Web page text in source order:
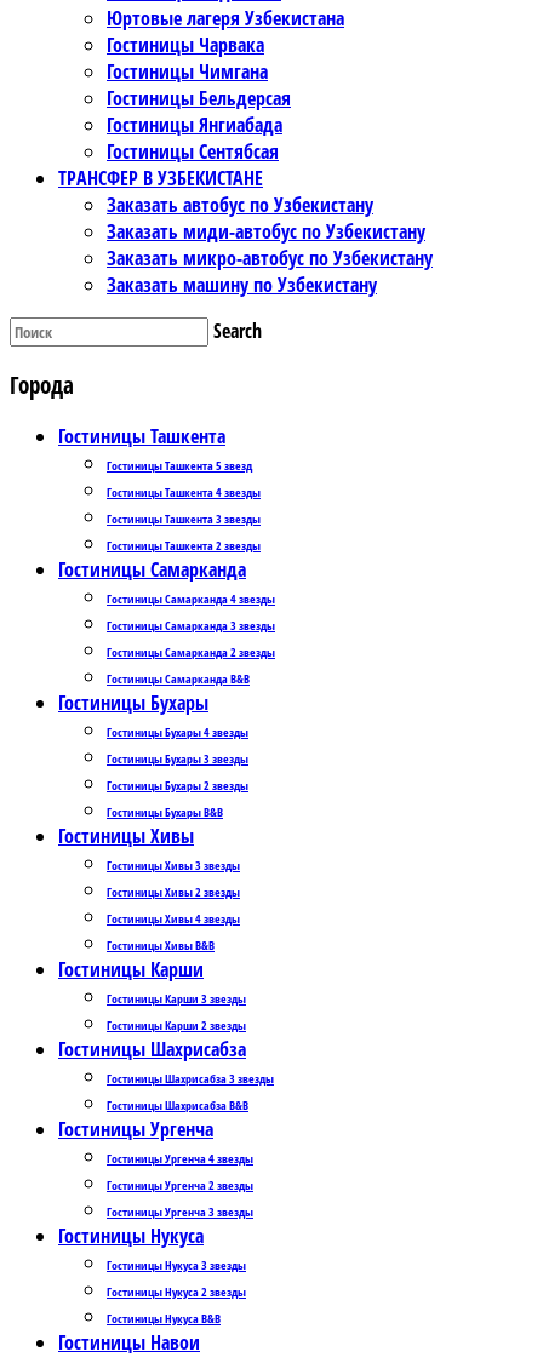
Юртовые лагеря Узбекистана
Гостиницы Чарвака
Гостиницы Чимгана
Гостиницы Бельдерсая
Гостиницы Янгиабада
Гостиницы Сентябсая
ТРАНСФЕР В УЗБЕКИСТАНЕ
Заказать автобус по Узбекистану
Заказать миди-автобус по Узбекистану
Заказать микро-автобус по Узбекистану
Заказать машину по Узбекистану
Search
Города
Гостиницы Ташкента
Гостиницы Ташкента 5 звезд
Гостиницы Ташкента 4 звезды
Гостиницы Ташкента 3 звезды
Гостиницы Ташкента 2 звезды
Гостиницы Самарканда
Гостиницы Самарканда 4 звезды
Гостиницы Самарканда 3 звезды
Гостиницы Самарканда 2 звезды
Гостиницы Самарканда B&B
Гостиницы Бухары
Гостиницы Бухары 4 звезды
Гостиницы Бухары 3 звезды
Гостиницы Бухары 2 звезды
Гостиницы Бухары B&B
Гостиницы Хивы
Гостиницы Хивы 3 звезды
Гостиницы Хивы 2 звезды
Гостиницы Хивы 4 звезды
Гостиницы Хивы B&B
Гостиницы Карши
Гостиницы Карши 3 звезды
Гостиницы Карши 2 звезды
Гостиницы Шахрисабза
Гостиницы Шахрисабза 3 звезды
Гостиницы Шахрисабза B&B
Гостиницы Ургенча
Гостиницы Ургенча 4 звезды
Гостиницы Ургенча 2 звезды
Гостиницы Ургенча 3 звезды
Гостиницы Нукуса
Гостиницы Нукуса 3 звезды
Гостиницы Нукуса 2 звезды
Гостиницы Нукуса B&B
Гостиницы Навои